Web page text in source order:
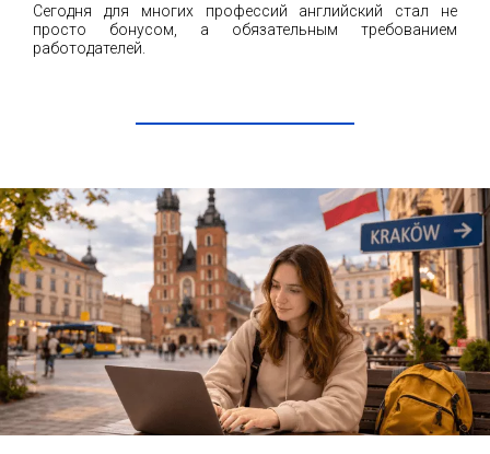
Сегодня для многих профессий английский стал не
просто бонусом, а обязательным требованием
работодателей.